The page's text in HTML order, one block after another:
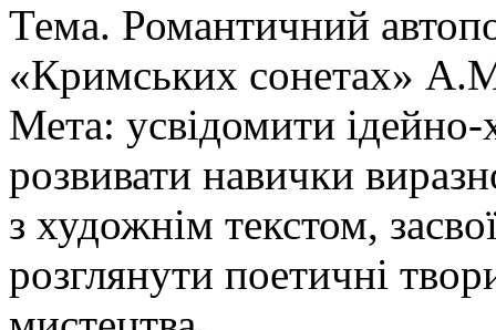
Тема. Романтичний
«Кримських сонетах»
Мета: усвідомити ідейно-
розвивати навички
з художнім текстом,
розглянути поетичні